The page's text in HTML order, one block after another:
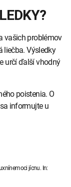
vašich problémov
liečba. Výsledky
určí ďalší vhodný
poistenia. O
informujte u
jícnu. In: